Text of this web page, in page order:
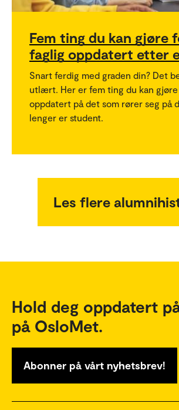
Fem ting du kan gjøre
faglig oppdatert etter
Snart ferdig med graden din? Det
utlært. Her er fem ting du kan gjøre
oppdatert på det som rører seg på
lenger er student.
Les flere
Hold deg oppdatert
på OsloMet.
Abonner på vårt nyhetsbrev!